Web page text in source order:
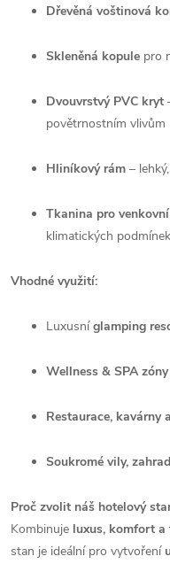
Dřevěná voštinová
Skleněná kopule pro
Dvouvrstvý PVC kryt
povětrnostním vlivům
Hliníkový rám –
Tkanina pro
klimatických podmínek
Vhodné využití:
Luxusníglamping
Wellness & SPA zóny
Restaurace, kavárny
Soukromé vily,
Proč zvolit náš hotelový
Kombinuje luxus, komfort a
stan je ideální pro vytvoření